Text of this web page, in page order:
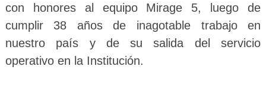
con honores al equipo Mirage 5, luego de
cumplir 38 años de inagotable trabajo en
nuestro país y de su salida del servicio
operativo en la Institución.